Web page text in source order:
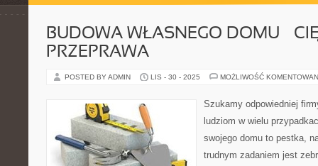
BUDOWA WŁASNEGO DOMU –
PRZEPRAWA
POSTED BY ADMIN LIS - 30 - 2025 MOŻLIWOŚĆ
Szukamy odpowiedniej
ludziom w wielu
swojego domu to pestka,
trudnym zadaniem jest